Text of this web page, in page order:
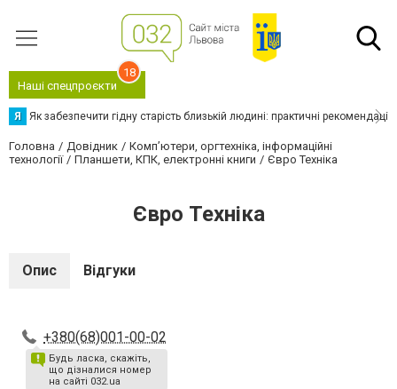
Наші спецпроєкти
18
Я Як забезпечити гідну старість близькій людині: практичні рекомендації
Головна Довідник
Комп’ютери, оргтехніка, інформаційні
технології
Планшети, КПК, електронні книги Євро Техніка
Євро Техніка
Опис Відгуки
+380(68)001-00-02
Будь ласка, скажіть,
що дізналися номер
на сайті 032.ua